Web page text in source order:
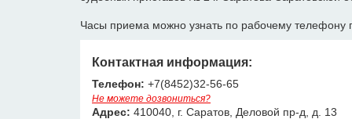
Часы приема можно узнать по рабочему телефону
Контактная информация:
Телефон: +7(8452)32-56-65
Не можете дозвониться?
Адрес: 410040, г. Саратов, Деловой пр-д, д. 13